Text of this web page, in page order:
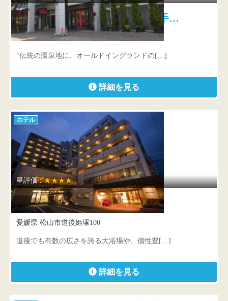
オールドイングランド道後山の手…
愛媛県 松山市道後鷺谷町1-13
“伝統の温泉地に、オールドイングランドの[…]
詳細を見る
ホテル
星評価 :★★★★
道後プリンスホテル
愛媛県 松山市道後姫塚100
道後でも有数の広さを誇る大浴場や、個性豊[…]
詳細を見る